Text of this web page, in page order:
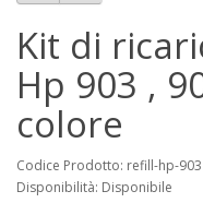
Kit di
Hp 903 ,
colore
Codice Prodotto: refill-hp-903
Disponibilità: Disponibile